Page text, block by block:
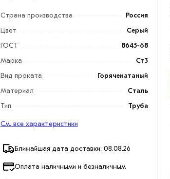
Страна производства
Россия
Цвет
Серый
ГОСТ
8645-68
Марка
Ст3
Вид проката
Горячекатаный
Материал
Сталь
Тип
Труба
См. все характеристики
Ближайшая дата доставки: 08.08.26
Оплата наличными и безналичным